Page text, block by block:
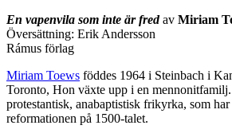
En vapenvila som inte är fredav Miriam
Översättning: Erik Andersson
Rámus förlag
Miriam Toews föddes 1964 i Steinbach i
Toronto, Hon växte upp i en mennonitfamilj.
protestantisk, anabaptistisk frikyrka, som
reformationen på 1500-talet.